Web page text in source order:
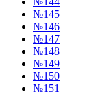
№145
№146
№147
№148
№149
№150
№151